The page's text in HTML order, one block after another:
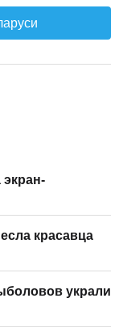
красавца
украли